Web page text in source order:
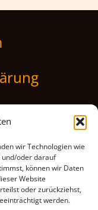
wir Technologien wie
und/oder darauf
können wir Daten
Website
oder zurückziehst,
werden.
e.V.
Str. 34